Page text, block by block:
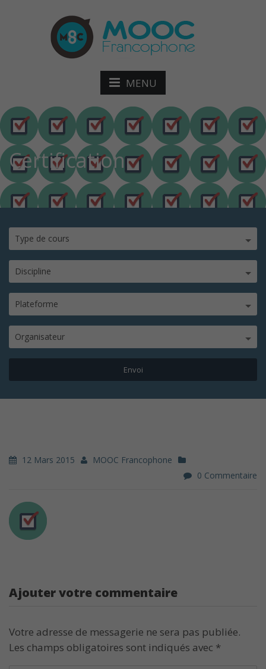
MENU
Certification
Type de cours
Discipline
Plateforme
Organisateur
12 Mars 2015
MOOC Francophone
0 Commentaire
Ajouter votre commentaire
Votre adresse de messagerie ne sera pas publiée.
Les champs obligatoires sont indiqués avec *